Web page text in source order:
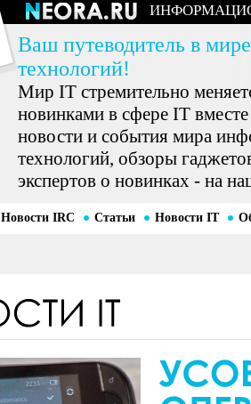
Ваш путеводитель в
технологий!
Мир IT стремительно
новинками в сфере IT
новости и события мира
технологий, обзоры
экспертов о новинках - на
Новости IRC Статьи Новости IT